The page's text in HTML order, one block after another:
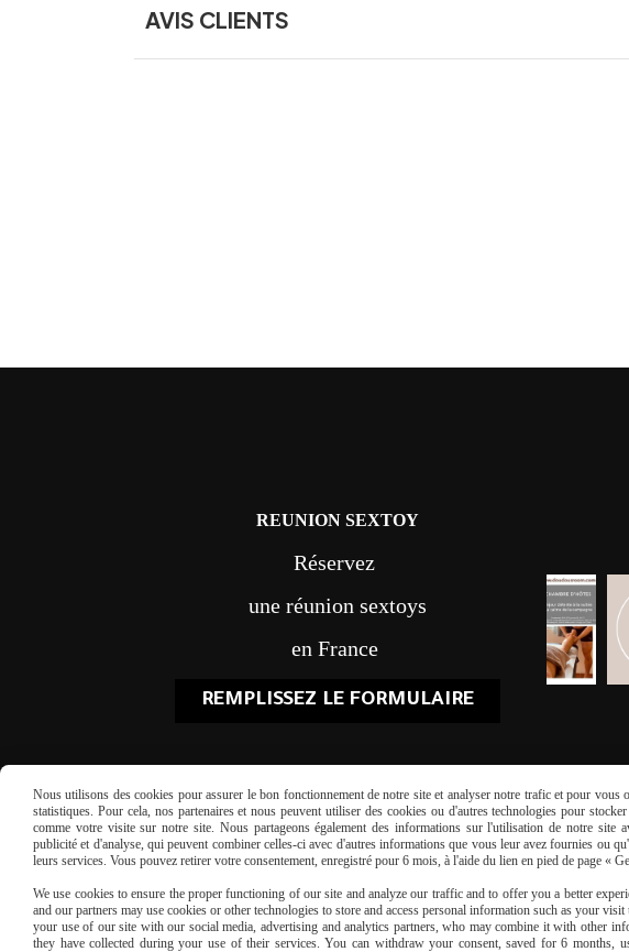
AVIS CLIENTS
REUNION SEXTOY
Réservez
une réunion sextoys
en France
REMPLISSEZ LE FORMULAIRE
Paiement sécurisé
Nous utilisons des cookies pour assurer le bon fonctionnement de notre site et analyser notre trafic et pour vous
statistiques. Pour cela, nos partenaires et nous peuvent utiliser des cookies ou d'autres technologies pour
comme votre visite sur notre site. Nous partageons également des informations sur l'utilisation de notre site
publicité et d'analyse, qui peuvent combiner celles-ci avec d'autres informations que vous leur avez fournies ou
leurs services. Vous pouvez retirer votre consentement, enregistré pour 6 mois, à l'aide du lien en pied de page «
We use cookies to ensure the proper functioning of our site and analyze our traffic and to offer you a better
and our partners may use cookies or other technologies to store and access personal information such as your
your use of our site with our social media, advertising and analytics partners, who may combine it with other
they have collected during your use of their services. You can withdraw your consent, saved for 6 months,